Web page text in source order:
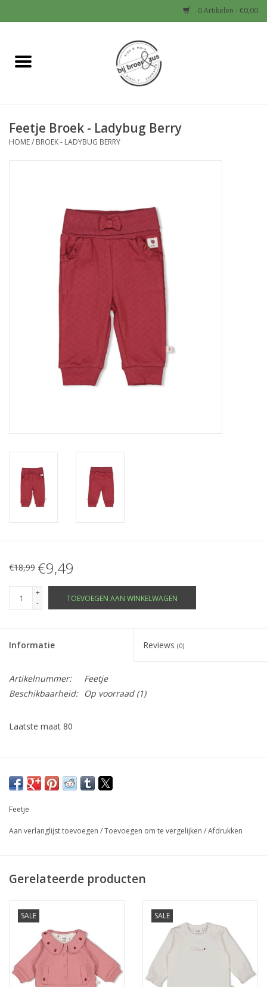
0 Artikelen - €0,00
Home
Baby
Schoenen en Tassen
Feetje Broek - Ladybug Berry
HOME/ BROEK - LADYBUG BERRY
€18,99 €9,49
+
-
TOEVOEGEN AAN WINKELWAGEN
Informatie Reviews (0)
Artikelnummer:
Feetje
Beschikbaarheid:
Op voorraad(1)
Laatste maat 80
Feetje
Aan verlanglijst toevoegen /Toevoegen om te vergelijken /Afdrukken
Gerelateerde producten
SALE SALE